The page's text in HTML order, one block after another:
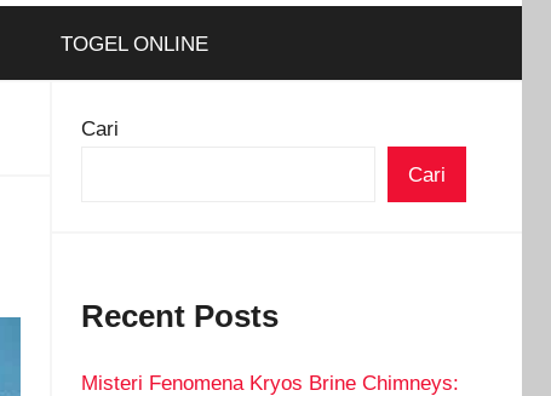
TOGEL ONLINE
Cari
Cari
Recent Posts
Misteri Fenomena Kryos Brine Chimneys: